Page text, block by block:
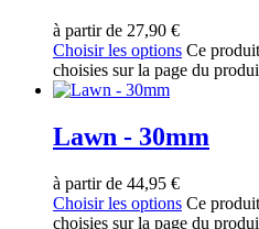
à partir de 27,90 €
Choisir les options Ce
choisies sur la page du
Lawn - 30mm
à partir de 44,95 €
Choisir les options Ce
choisies sur la page du